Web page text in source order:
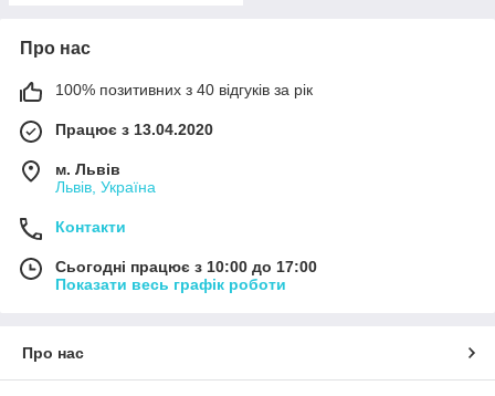
Про нас
100% позитивних з 40 відгуків за рік
Працює з 13.04.2020
м. Львів
Львів, Україна
Контакти
Сьогодні працює з 10:00 до 17:00
Показати весь графік роботи
Про нас